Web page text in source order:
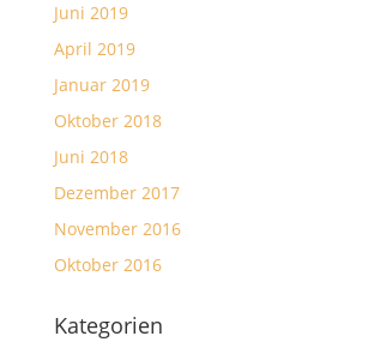
Juni 2019
April 2019
Januar 2019
Oktober 2018
Juni 2018
Dezember 2017
November 2016
Oktober 2016
Kategorien